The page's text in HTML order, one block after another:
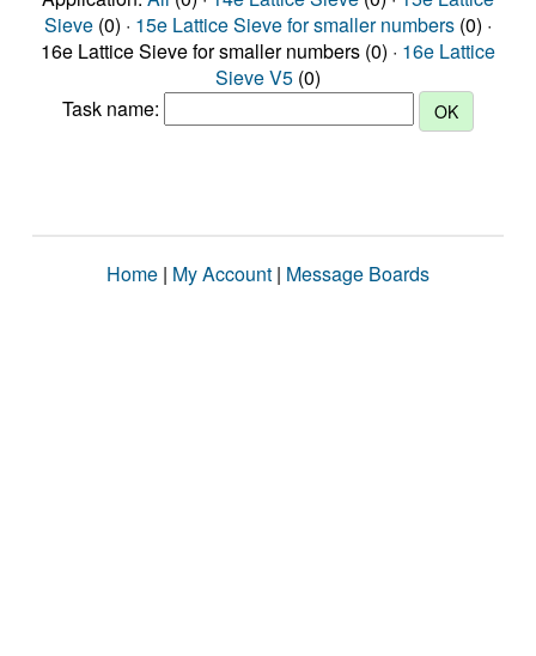
Sieve (0) · 15e Lattice Sieve for smaller numbers (0) ·
16e Lattice Sieve for smaller numbers (0) · 16e Lattice
Sieve V5 (0)
Task name:
Home | My Account | Message Boards